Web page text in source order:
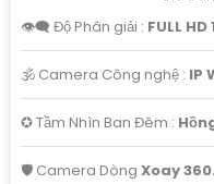
👁️‍🗨 Độ Phân giải : FULL HD
🕉️ Camera Công nghệ : IP
✪ Tầm Nhìn Ban Đêm :
🛡 Camera Dòng Xoay 360.